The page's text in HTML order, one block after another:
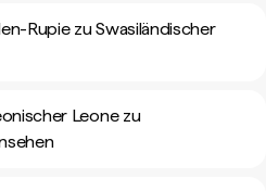
Rupie zu Swasiländischer
Leone zu